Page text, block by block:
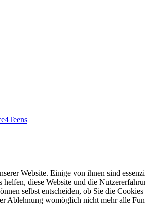
Website. Einige von ihnen sind
helfen, diese Website und die
selbst entscheiden, ob Sie die
Ablehnung womöglich nicht mehr alle